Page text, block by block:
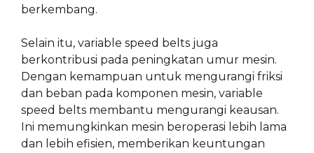
berkembang.
Selain itu, variable speed belts juga
berkontribusi pada peningkatan umur mesin.
Dengan kemampuan untuk mengurangi friksi
dan beban pada komponen mesin, variable
speed belts membantu mengurangi keausan.
Ini memungkinkan mesin beroperasi lebih lama
dan lebih efisien, memberikan keuntungan